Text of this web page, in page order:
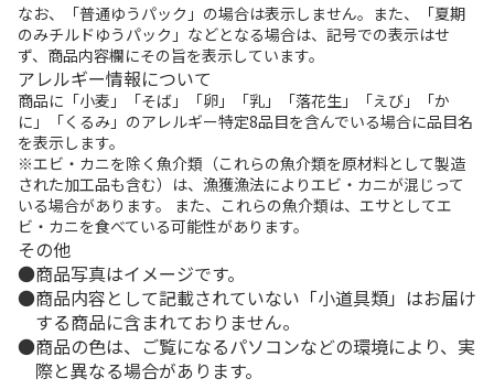
なお、「普通ゆうパック」の場合は表示しません。また、「夏期
のみチルドゆうパック」などとなる場合は、記号での表示はせ
ず、商品内容欄にその旨を表示しています。
アレルギー情報について
商品に「小麦」「そば」「卵」「乳」「落花生」「えび」「か
に」「くるみ」のアレルギー特定8品目を含んでいる場合に品目名
を表示します。
※エビ・カニを除く魚介類（これらの魚介類を原材料として製造
された加工品も含む）は、漁獲漁法によりエビ・カニが混じって
いる場合があります。 また、これらの魚介類は、エサとしてエ
ビ・カニを食べている可能性があります。
その他
商品写真はイメージです。
商品内容として記載されていない「小道具類」はお届け
する商品に含まれておりません。
商品の色は、ご覧になるパソコンなどの環境により、実
際と異なる場合があります。